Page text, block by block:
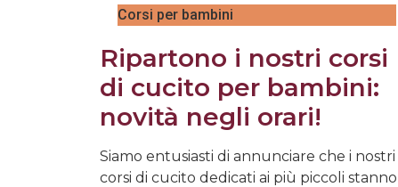
Corsi per bambini
Ripartono i nostri corsi
di cucito per bambini:
novità negli orari!
Siamo entusiasti di annunciare che i nostri
corsi di cucito dedicati ai più piccoli stanno